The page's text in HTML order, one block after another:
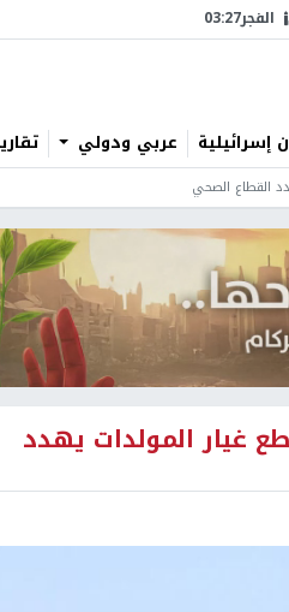
الفجر03:27
إسرائيلية عربي ودولي
القطاع الصحي
غيار المولدات يهدد